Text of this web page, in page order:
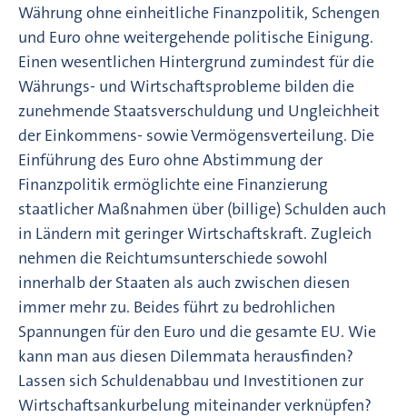
Währung ohne einheitliche Finanzpolitik, Schengen
und Euro ohne weitergehende politische Einigung.
Einen wesentlichen Hintergrund zumindest für die
Währungs- und Wirtschaftsprobleme bilden die
zunehmende Staatsverschuldung und Ungleichheit
der Einkommens- sowie Vermögensverteilung. Die
Einführung des Euro ohne Abstimmung der
Finanzpolitik ermöglichte eine Finanzierung
staatlicher Maßnahmen über (billige) Schulden auch
in Ländern mit geringer Wirtschaftskraft. Zugleich
nehmen die Reichtumsunterschiede sowohl
innerhalb der Staaten als auch zwischen diesen
immer mehr zu. Beides führt zu bedrohlichen
Spannungen für den Euro und die gesamte EU. Wie
kann man aus diesen Dilemmata herausfinden?
Lassen sich Schuldenabbau und Investitionen zur
Wirtschaftsankurbelung miteinander verknüpfen?